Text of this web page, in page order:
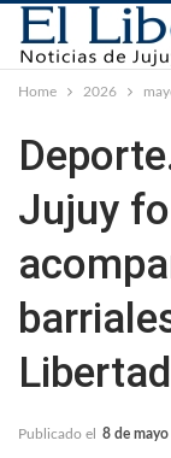
Home 2026
Jujuy
Publicado el 8 de